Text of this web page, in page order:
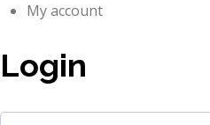
My account
Login